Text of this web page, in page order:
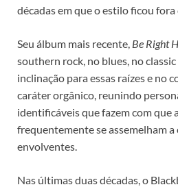
décadas em que o estilo ficou
Seu álbum mais recente, Be Right
southern rock, no blues, no
inclinação para essas raízes e no
caráter orgânico, reunindo
identificáveis que fazem com que
frequentemente se assemelham
envolventes.
Nas últimas duas décadas, o